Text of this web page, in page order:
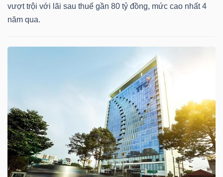
vượt trội với lãi sau thuế gần 80 tỷ đồng, mức cao nhất 4
năm qua.
CỤ
ĐẦU
LIỆU
Ngành
(-)